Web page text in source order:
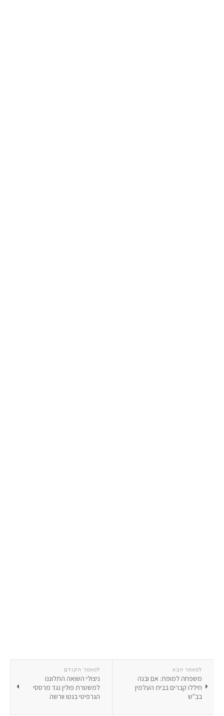
למאמר הקודם
ניצולי השואה התלוננו
למשטרת פולין נגד מרססי
הגרפיטי בגטו וורשה
למאמר הבא
משפחה למופת: אם ובנה
חיללו קברים בבית העלמין
בב"ש